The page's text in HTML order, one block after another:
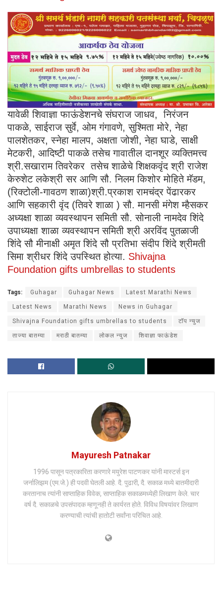
यावेळी शिवाज्ञा फाऊंडेशनचे संघराज जाधव, निरंजन
पाकळे, साईराज सुर्वे, ओम गंगावणे, सुश्मिता मोरे, नेहा
पालशेतकर, स्नेहा मालप, अक्षता जोशी, नेहा घाडे, साक्षी
मेटकरी, आदिष्टी पाकळे तसेच गावातील दानशूर व्यक्तिमत्त्व
श्री.सखाराम तिवरेकर तसेच शाळेचे शिक्षकवृंद श्री राजेश
केरुशेट लकेश्री सर आणि सौ. निलम किशोर मोहिते मॅडम,
(रिक्टोली-गावठण शाळा)श्री.प्रकाश रामचंद्र पेंढारकर
आणि सहकारी वृंद (तिवरे शाळा ) सौ. मानसी मंगेश म्हैसकर
अध्यक्षा शाळा व्यवस्थापन समिती सौ. सोनाली नामदेव शिंदे
उपाध्यक्षा शाळा व्यवस्थापन समिती श्री अरविंद पुतळाजी
शिंदे सौ मीनाक्षी अमृत शिंदे सौ प्रतिभा संदीप शिंदे श्रीमती
सिमा श्रीधर शिंदे उपस्थित होत्या. Shivajna
Foundation gifts umbrellas to students
Tags: Guhagar Guhagar News Latest Marathi News
Latest News Marathi News News in Guhagar
Shivajna Foundation gifts umbrellas to students टॉप न्युज
ताज्या बातम्या मराठी बातम्या लोकल न्युज शिवाज्ञा फाऊंडेश
Mayuresh Patnakar
1996 पासून पत्रकारिता करणारे मयुरेश पाटणकर यांनी मास्टर्स इन
जर्नालिझम (एम.जे.) ही पदवी घेतली आहे. दै. पुढारी, दै. सकाळ मध्ये बातमीदारी
करतानाच त्यांनी साप्ताहिक विवेक, साप्ताहिक सकाळमध्येही लिखाण केले. चार
वर्ष दै. सकाळचे उपसंपादक म्हणूनही ते कार्यरत होते. विविध विषयांवर लिखाण
करण्याची त्यांची हातोटी सर्वांना परिचित आहे.